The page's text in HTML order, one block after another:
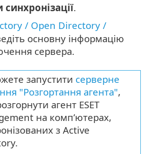
.
/ Open Directory /
основну інформацію
сервера.
запустити серверне
"Розгортання агента",
агент ESET
на комп’ютерах,
з Active